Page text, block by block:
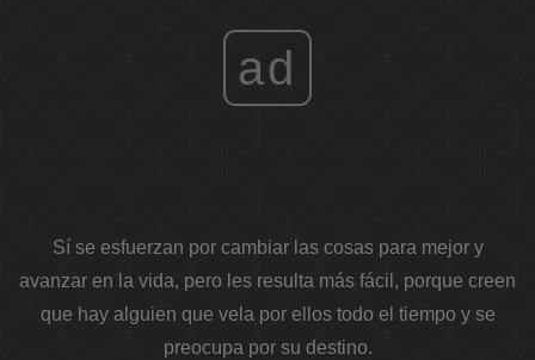
ad
Sí se esfuerzan por cambiar las cosas para mejor y
avanzar en la vida, pero les resulta más fácil, porque creen
que hay alguien que vela por ellos todo el tiempo y se
preocupa por su destino.